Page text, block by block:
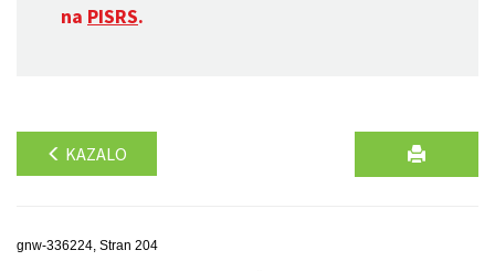
na PISRS.
KAZALO
gnw-336224, Stran 204